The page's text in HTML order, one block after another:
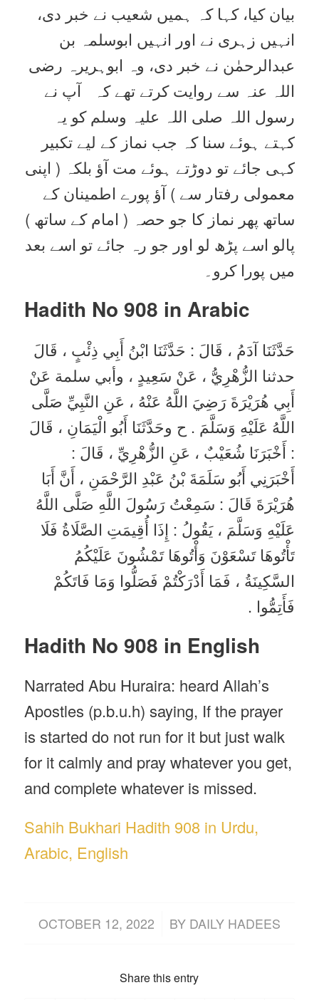
بیان کیا، کہا کہ ہمیں شعیب نے خبر دی،
انہیں زہری نے اور انہیں ابوسلمہ بن
عبدالرحمٰن نے خبر دی، وہ ابوہریرہ رضی
اللہ عنہ سے روایت کرتے تھے کہ آپ نے
رسول اللہ صلی اللہ علیہ وسلم کو یہ
کہتے ہوئے سنا کہ جب نماز کے لیے تکبیر
کہی جائے تو دوڑتے ہوئے مت آؤ بلکہ ( اپنی
معمولی رفتار سے ) آؤ پورے اطمینان کے
ساتھ پھر نماز کا جو حصہ ( امام کے ساتھ )
پالو اسے پڑھ لو اور جو رہ جائے تو اسے بعد
میں پورا کرو۔
Hadith No 908 in Arabic
حَدَّثَنَا آدَمُ ، قَالَ : حَدَّثَنَا ابْنُ أَبِي ذِئْبٍ ، قَالَ
حدثنا الزُّهْرِيُّ ، عَنْ سَعِيدٍ ، وأبي سلمة عَنْ
أَبِي هُرَيْرَةَ رَضِيَ اللَّهُ عَنْهُ ، عَنِ النَّبِيِّ صَلَّى
اللَّهُ عَلَيْهِ وَسَلَّمَ . ح وحَدَّثَنَا أَبُو الْيَمَانِ ، قَالَ
: أَخْبَرَنَا شُعَيْبٌ ، عَنِ الزُّهْرِيِّ ، قَالَ :
أَخْبَرَنِي أَبُو سَلَمَةَ بْنُ عَبْدِ الرَّحْمَنِ ، أَنَّ أَبَا
هُرَيْرَةَ قَالَ : سَمِعْتُ رَسُولَ اللَّهِ صَلَّى اللَّهُ
عَلَيْهِ وَسَلَّمَ ، يَقُولُ : إِذَا أُقِيمَتِ الصَّلَاةُ فَلَا
تَأْتُوهَا تَسْعَوْنَ وَأْتُوهَا تَمْشُونَ عَلَيْكُمُ
السَّكِينَةُ ، فَمَا أَدْرَكْتُمْ فَصَلُّوا وَمَا فَاتَكُمْ
فَأَتِمُّوا .
Hadith No 908 in English
Narrated Abu Huraira: heard Allah’s
Apostles (p.b.u.h) saying, If the prayer
is started do not run for it but just walk
for it calmly and pray whatever you get,
and complete whatever is missed.
Sahih Bukhari Hadith 908 in Urdu,
Arabic, English
OCTOBER 12, 2022
/ BY DAILY HADEES
Share this entry